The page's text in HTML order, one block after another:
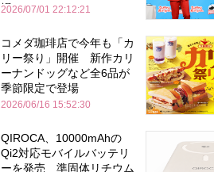
場
2026/07/01 22:12:21
コメダ珈琲店で今年も「カ
リー祭り」開催 新作カリ
ーナンドッグなど全6品が
季節限定で登場
2026/06/16 15:52:30
QIROCA、10000mAhの
Qi2対応モバイルバッテリ
ーを発売 準固体リチウム